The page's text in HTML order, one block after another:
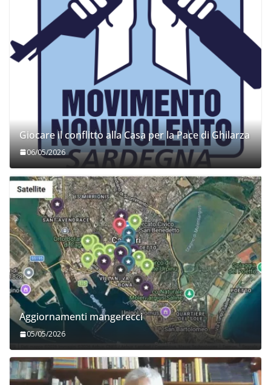
Giocare il conflitto alla Casa per la Pace di Ghilarza
06/05/2026
Aggiornamenti mangerecci
05/05/2026